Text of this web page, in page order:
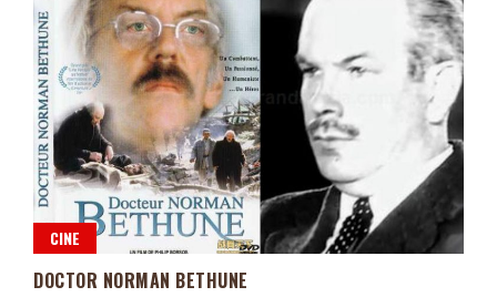
CINE
DOCTOR NORMAN BETHUNE